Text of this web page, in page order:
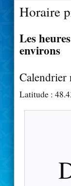
Horaire
Les
environs
Calendrier
Latitude :